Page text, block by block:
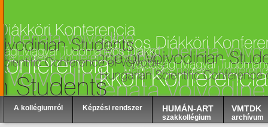
A kollégiumról Képzési rendszer HUMÁN-ART
szakkollégium
VMTDK
archívum